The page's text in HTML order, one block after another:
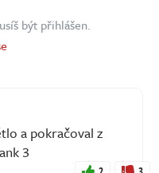
být přihlášen.
a pokračoval z
3